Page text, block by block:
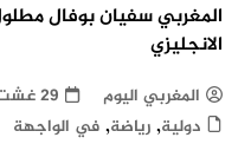
المغربي سفيان بوفال
الانجليزي
المغربي اليوم
29 غشت، 2016
دولية, رياضة, في الواجهة